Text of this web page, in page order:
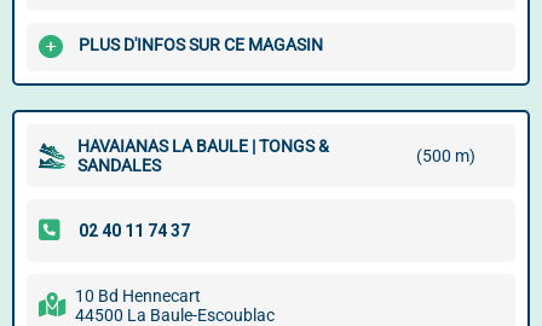
PLUS D'INFOS SUR CE MAGASIN
HAVAIANAS LA BAULE | TONGS &
SANDALES
(500 m)
10 Bd Hennecart
44500 La Baule-Escoublac